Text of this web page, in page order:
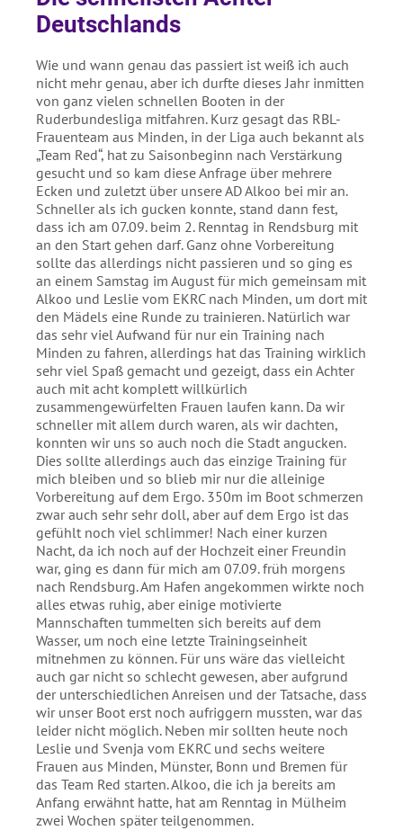
Deutschlands
Wie und wann genau das passiert ist weiß ich auch
nicht mehr genau, aber ich durfte dieses Jahr inmitten
von ganz vielen schnellen Booten in der
Ruderbundesliga mitfahren. Kurz gesagt das RBL-
Frauenteam aus Minden, in der Liga auch bekannt als
„Team Red“, hat zu Saisonbeginn nach Verstärkung
gesucht und so kam diese Anfrage über mehrere
Ecken und zuletzt über unsere AD Alkoo bei mir an.
Schneller als ich gucken konnte, stand dann fest,
dass ich am 07.09. beim 2. Renntag in Rendsburg mit
an den Start gehen darf. Ganz ohne Vorbereitung
sollte das allerdings nicht passieren und so ging es
an einem Samstag im August für mich gemeinsam mit
Alkoo und Leslie vom EKRC nach Minden, um dort mit
den Mädels eine Runde zu trainieren. Natürlich war
das sehr viel Aufwand für nur ein Training nach
Minden zu fahren, allerdings hat das Training wirklich
sehr viel Spaß gemacht und gezeigt, dass ein Achter
auch mit acht komplett willkürlich
zusammengewürfelten Frauen laufen kann. Da wir
schneller mit allem durch waren, als wir dachten,
konnten wir uns so auch noch die Stadt angucken.
Dies sollte allerdings auch das einzige Training für
mich bleiben und so blieb mir nur die alleinige
Vorbereitung auf dem Ergo. 350m im Boot schmerzen
zwar auch sehr sehr doll, aber auf dem Ergo ist das
gefühlt noch viel schlimmer! Nach einer kurzen
Nacht, da ich noch auf der Hochzeit einer Freundin
war, ging es dann für mich am 07.09. früh morgens
nach Rendsburg. Am Hafen angekommen wirkte noch
alles etwas ruhig, aber einige motivierte
Mannschaften tummelten sich bereits auf dem
Wasser, um noch eine letzte Trainingseinheit
mitnehmen zu können. Für uns wäre das vielleicht
auch gar nicht so schlecht gewesen, aber aufgrund
der unterschiedlichen Anreisen und der Tatsache, dass
wir unser Boot erst noch aufriggern mussten, war das
leider nicht möglich. Neben mir sollten heute noch
Leslie und Svenja vom EKRC und sechs weitere
Frauen aus Minden, Münster, Bonn und Bremen für
das Team Red starten. Alkoo, die ich ja bereits am
Anfang erwähnt hatte, hat am Renntag in Mülheim
zwei Wochen später teilgenommen.